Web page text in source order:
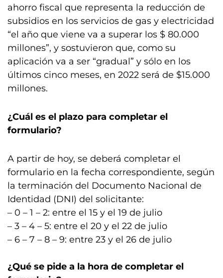
ahorro fiscal que representa la reducción de
subsidios en los servicios de gas y electricidad
“el año que viene va a superar los $ 80.000
millones”, y sostuvieron que, como su
aplicación va a ser “gradual” y sólo en los
últimos cinco meses, en 2022 será de $15.000
millones.
¿Cuál es el plazo para completar el
formulario?
A partir de hoy, se deberá completar el
formulario en la fecha correspondiente, según
la terminación del Documento Nacional de
Identidad (DNI) del solicitante:
– 0 – 1 – 2: entre el 15 y el 19 de julio
– 3 – 4 – 5: entre el 20 y el 22 de julio
– 6 – 7 – 8 – 9: entre 23 y el 26 de julio
¿Qué se pide a la hora de completar el